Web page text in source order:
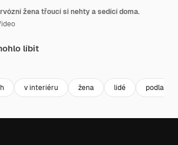
žena třoucí si nehty a sedící doma.
líbit
v interiéru žena lidé podlaha